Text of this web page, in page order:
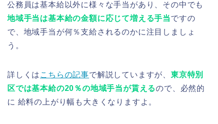
公務員は基本給以外に様々な手当があり、その中でも
地域手当は基本給の金額に応じて増える手当ですの
で、地域手当が何％支給されるのかに注目しましょ
う。
詳しくは こちらの記事で解説していますが、東京特別
区では基本給の20％の地域手当が貰えるので、必然的
に 給料の上がり幅も大きくなりますよ。